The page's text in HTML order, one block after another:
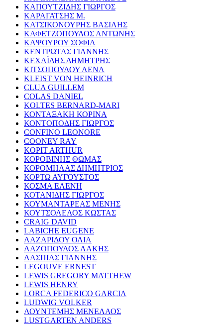
ΚΑΠΟΥΤΖΙΔΗΣ ΓΙΩΡΓΟΣ
ΚΑΡΑΓΑΤΣΗΣ Μ.
ΚΑΤΣΙΚΟΝΟΥΡΗΣ ΒΑΣΙΛΗΣ
ΚΑΦΕΤΖΟΠΟΥΛΟΣ ΑΝΤΩΝΗΣ
ΚΑΨΟΥΡΟΥ ΣΟΦΙΑ
ΚΕΝΤΡΩΤΑΣ ΓΙΑΝΝΗΣ
ΚΕΧΑΪΔΗΣ ΔΗΜΗΤΡΗΣ
ΚΙΤΣΟΠΟΥΛΟΥ ΛΕΝΑ
KLEIST VON HEINRICH
CLUA GUILLEM
COLAS DANIEL
KOLTES BERNARD-MARI
ΚΟΝΤΑΞΑΚΗ ΚΟΡΙΝΑ
ΚΟΝΤΟΠΟΔΗΣ ΓΙΩΡΓΟΣ
CONFINO LEONORE
COONEY RAY
KOPIT ARTHUR
ΚΟΡΟΒΙΝΗΣ ΘΩΜΑΣ
ΚΟΡΟΜΗΛΑΣ ΔΗΜΗΤΡΙΟΣ
ΚΟΡΤΩ ΑΥΓΟΥΣΤΟΣ
ΚΟΣΜΑ ΕΛΕΝΗ
ΚΟΤΑΝΙΔΗΣ ΓΙΩΡΓΟΣ
ΚΟΥΜΑΝΤΑΡΕΑΣ ΜΕΝΗΣ
ΚΟΥΤΣΟΛΕΛΟΣ ΚΩΣΤΑΣ
CRAIG DAVID
LABICHE EUGENE
ΛΑΖΑΡΙΔΟΥ ΟΛΙΑ
ΛΑΖΟΠΟΥΛΟΣ ΛΑΚΗΣ
ΛΑΣΠΙΑΣ ΓΙΑΝΝΗΣ
LEGOUVE ERNEST
LEWIS GREGORY MATTHEW
LEWIS HENRY
LORCA FEDERICO GARCIA
LUDWIG VOLKER
ΛΟΥΝΤΕΜΗΣ ΜΕΝΕΛΑΟΣ
LUSTGARTEN ANDERS